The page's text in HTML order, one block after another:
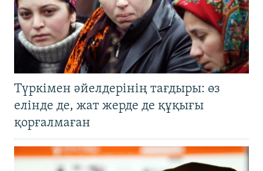
Түркімен әйелдерінің тағдыры: өз
елінде де, жат жерде де құқығы
қорғалмаған